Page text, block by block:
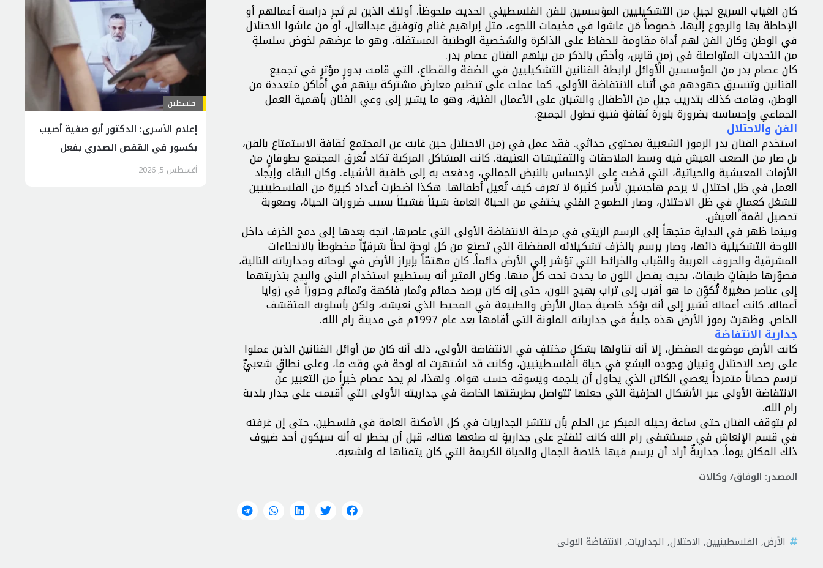
كان الغياب السريع لجيلٍ من التشكيليين المؤسسين للفن الفلسطيني الحديث ملحوظاً. أولئك الذين لم تَجرِ دراسة أعمالهم أو
الإحاطة بها والرجوع إليها، خصوصاً مَن عاشوا في مخيمات اللجوء، مثل إبراهيم غنام وتوفيق عبدالعال، أو من عاشوا الاحتلال
في الوطن وكان الفن لهم أداة مقاومة للحفاظ على الذاكرة والشخصية الوطنية المستقلة، وهو ما عرضهم لخوض سلسلةٍ
من التحديات المتواصلة في زمنٍ قاسٍ، وأخصّ بالذكر من بينهم الفنان عصام بدر.
كان عصام بدر من المؤسسين الأوائل لرابطة الفنانين التشكيليين في الضفة والقطاع، التي قامت بدورٍ مؤثرٍ في تجميع
الفنانين وتنسيق جهودهم في أثناء الانتفاضة الأولى، كما عملت على تنظيم معارض مشتركة بينهم في أماكن متعددة من
الوطن، وقامت كذلك بتدريب جيلٍ من الأطفال والشبان على الأعمال الفنية، وهو ما يشير إلى وعي الفنان بأهمية العمل
الجماعي وإحساسه بضرورة بلورة ثقافةٍ فنيةٍ تطول الجميع.
الفن والاحتلال
استخدم الفنان بدر الرموز الشعبية بمحتوى حداثي. فقد عمل في زمن الاحتلال حين غابت عن المجتمع ثقافة الاستمتاع بالفن،
بل صار من الصعب العيش فيه وسط الملاحقات والتفتيشات العنيفة. كانت المشاكل المركبة تكاد تُغرق المجتمع بطوفانٍ من
الأزمات المعيشية والحياتية، التي قضت على الإحساس بالنبض الجمالي، ودفعت به إلى خلفية الأشياء. وكان البقاء وإيجاد
العمل في ظل احتلالٍ لا يرحم هاجسَينِ لأُسر كثيرة لا تعرف كيف تُعيل أطفالها. هكذا اضطرت أعداد كبيرة من الفلسطينيين
للشغل كعمالٍ في ظل الاحتلال، وصار الطموح الفني يختفي من الحياة العامة شيئاً فشيئاً بسبب ضرورات الحياة، وصعوبة
تحصيل لقمة العيش.
وبينما ظهر في البداية متجهاً إلى الرسم الزيتي في مرحلة الانتفاضة الأولى التي عاصرها، اتجه بعدها إلى دمج الخزف داخل
اللوحة التشكيلية ذاتها، وصار يرسم بالخزف تشكيلاته المفضلة التي تصنع من كل لوحةٍ لحناً شرقيّاً مخطوطاً بالانحناءات
المشرقية والحروف العربية والقباب والخرائط التي تؤشر إلى الأرض دائماً. كان مهتمّاً بإبراز الأرض في لوحاته وجدارياته التالية،
فصوّرها طبقاتٍ طبقات، بحيث يفصل اللون ما يحدث تحت كلٍّ منها. وكان المثير أنه يستطيع استخدام البني والبيج بتذريتهما
إلى عناصر صغيرة تُكوِّن ما هو أقرب إلى تراب بهيج اللون، حتى إنه كان يرصد حمائم وثمار فاكهة وتمائم وحروزاً في زوايا
أعماله. كانت أعماله تشير إلى أنه يؤكد خاصيةَ جمال الأرض والطبيعة في المحيط الذي نعيشه، ولكن بأسلوبه المتقشف
الخاص. وظهرت رموز الأرض هذه جليةً في جدارياته الملونة التي أقامها بعد عام 1997م في مدينة رام الله.
جدارية الانتفاضة
كانت الأرض موضوعه المفضل، إلا أنه تناولها بشكلٍ مختلفٍ في الانتفاضة الأولى، ذلك أنه كان من أوائل الفنانين الذين عملوا
على رصد الاحتلال وتبيان وجوده البشع في حياة الفلسطينيين، وكانت قد اشتهرت له لوحة في وقت ما، وعلى نطاقٍ شعبيٍّ
ترسم حصاناً متمرداً يعصي الكائن الذي يحاول أن يلجمه ويسوقه حسب هواه. ولهذا، لم يجد عصام خيراً من التعبير عن
الانتفاضة الأولى عبر الأشكال الخزفية التي جعلها تتواصل بطريقتها الخاصة في جداريته الأولى التي أُقيمت على جدار بلدية
رام الله.
لم يتوقف الفنان حتى ساعة رحيله المبكر عن الحلم بأن تنتشر الجداريات في كل الأمكنة العامة في فلسطين، حتى إن غرفته
في قسم الإنعاش في مستشفى رام الله كانت تنفتح على جداريةٍ له صنعها هناك، قبل أن يخطر له أنه سيكون أحد ضيوف
ذلك المكان يوماً. جداريةٌ أراد أن يرسم فيها خلاصة الجمال والحياة الكريمة التي كان يتمناها له ولشعبه.
المصدر: الوفاق/ وكالات
الأرض, الفلسطينيين, الاحتلال, الجداريات, الانتفاضة الاولى
فلسطين
إعلام الأسرى: الدكتور أبو صفية أصيب
بكسور في القفص الصدري بفعل
اعتداءات الاحتلال
أغسطس 5, 2026